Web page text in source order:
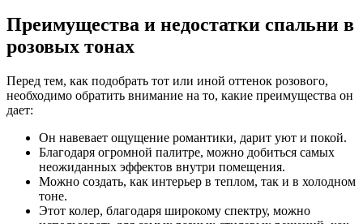
Преимущества и недостатки спальни в
розовых тонах
Перед тем, как подобрать тот или иной оттенок розового,
необходимо обратить внимание на то, какие преимущества он
дает:
Он навевает ощущение романтики, дарит уют и покой.
Благодаря огромной палитре, можно добиться самых
неожиданных эффектов внутри помещения.
Можно создать, как интерьер в теплом, так и в холодном
тоне.
Этот колер, благодаря широкому спектру, можно